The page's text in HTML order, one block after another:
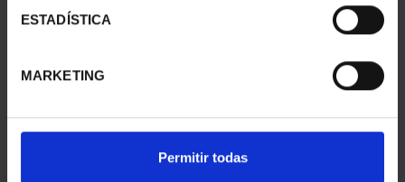
ESTADÍSTICA
MARKETING
Permitir todas
CAPITALES ESPAÑOLAS